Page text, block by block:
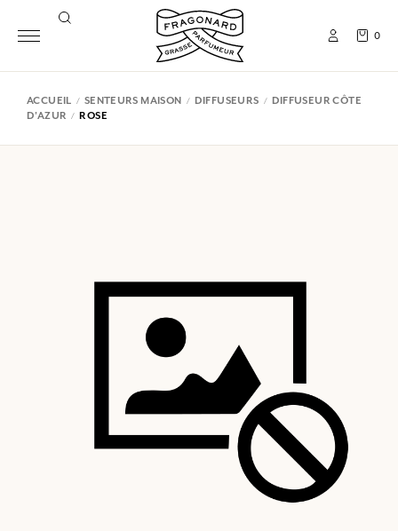
0
ACCUEIL SENTEURS MAISON DIFFUSEURS
DIFFUSEUR CÔTE
D'AZUR
ROSE